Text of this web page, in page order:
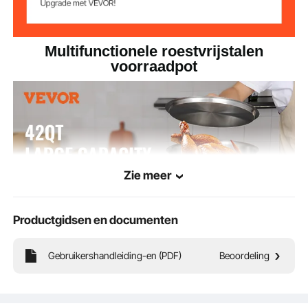
Multifunctionele roestvrijstalen
voorraadpot
Zie meer
Productgidsen en documenten
Gebruikershandleiding-en (PDF) Beoordeling